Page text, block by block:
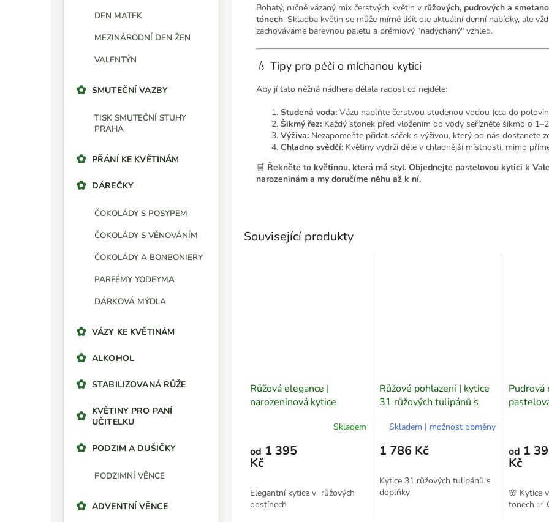
DEN MATEK
MEZINÁRODNÍ DEN ŽEN
VALENTÝN
SMUTEČNÍ VAZBY
TISK SMUTEČNÍ STUHY
PRAHA
PŘÁNÍ KE KVĚTINÁM
DÁREČKY
ČOKOLÁDY S POSYPEM
ČOKOLÁDY S VĚNOVÁNÍM
ČOKOLÁDY A BONBONIERY
PARFÉMY YODEYMA
DÁRKOVÁ MÝDLA
VÁZY KE KVĚTINÁM
ALKOHOL
STABILIZOVANÁ RŮŽE
KVĚTINY PRO PANÍ
UČITELKU
PODZIM A DUŠIČKY
PODZIMNÍ VĚNCE
ADVENTNÍ VĚNCE
Související produkty
Růžová elegance |
narozeninová kytice
Skladem
od 1 395
Kč
Elegantní kytice v růžových
odstínech
Růžové pohlazení | kytice
31 růžových tulipánů s
Skladem | možnost obměny
1 786 Kč
Kytice 31 růžových tulipánů s
doplňky
Pudrová
od 1
Kč
🌸 Kytice
tonech ✅
Bohatý, ručně vázaný mix čerstvých květin v růžových, pudrových a
tónech. Skladba květin se může mírně lišit dle aktuální denní nabídky, ale
zachováváme barevnou paletu a prémiový "nadýchaný" vzhled.
💧 Tipy pro péči o míchanou kytici
Aby jí tato něžná nádhera dělala radost co nejdéle:
Studená voda: Vázu naplňte čerstvou studenou vodou (cca do
Šikmý řez: Každý stonek před vložením do vody seřízněte šikmo o
Výživa: Nezapomeňte přidat sáček s výživou, který od nás dostanete
Chladno svědčí: Květiny vydrží déle v chladnější místnosti, mimo
🛒 Řekněte to květinou, která má styl. Objednejte pastelovou kytici k
narozeninám a my doručíme něhu až k ní.